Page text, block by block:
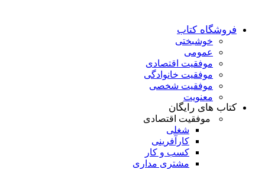
فروشگاه کتاب
خوشبختی
عمومی
موفقیت اقتصادی
موفقیت خانوادگی
موفقیت شخصی
معنویت
کتاب های رایگان
موفقیت اقتصادی
شغلی
کارآفرینی
کسب و کار
مشتری مداری